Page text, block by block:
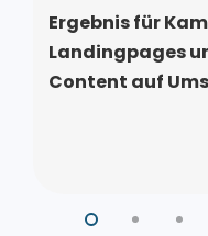
Ergebnis für
Landingpages
Content auf